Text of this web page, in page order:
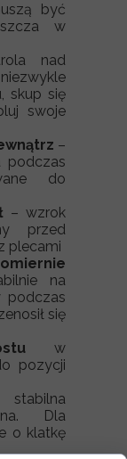
być
w
nad
skup się
swoje
–
podczas
do
– wzrok
przed
plecami
na
podczas
się
w
pozycji
Dla
o klatkę